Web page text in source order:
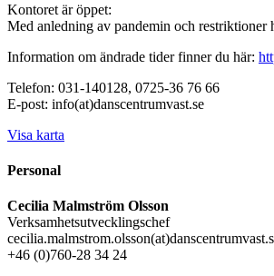
Kontoret är öppet:
Med anledning av pandemin och restriktioner
Information om ändrade tider finner du här:
Telefon: 031-140128, 0725-36 76 66
E-post: info(at)danscentrumvast.se
Visa karta
Personal
Cecilia Malmström Olsson
Verksamhetsutvecklingschef
+46 (0)760-28 34 24